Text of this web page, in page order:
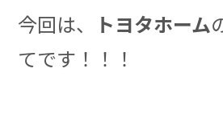
今回は、 トヨタホーム
てです！！！